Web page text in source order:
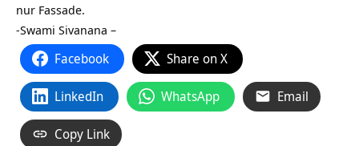
nur Fassade.
-Swami Sivanana –
Facebook Share on X
LinkedIn WhatsApp Email
Copy Link